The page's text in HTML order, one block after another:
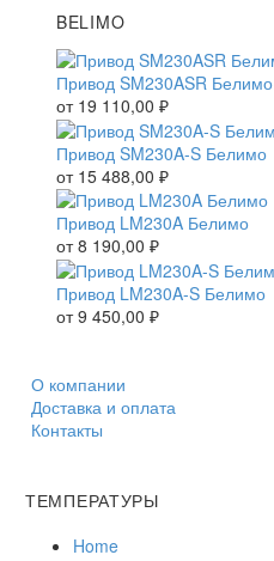
BELIMO
Привод SM230ASR Белимо
от 19 110,00 ₽
Привод SM230A-S Белимо
от 15 488,00 ₽
Привод LM230A Белимо
от8 190,00 ₽
Привод LM230A-S Белимо
от9 450,00 ₽
О компании
Доставка и оплата
Контакты
ТЕМПЕРАТУРЫ
Home